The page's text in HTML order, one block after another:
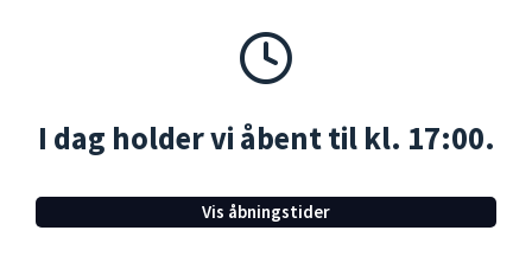
I dag holder vi åbent til kl. 17:00.
Vis åbningstider